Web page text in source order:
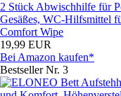
2 Stück Abwischhilfe für
Gesäßes, WC-Hilfsmittel
Comfort Wipe
19,99 EUR
Bei Amazon kaufen*
Bestseller Nr. 3